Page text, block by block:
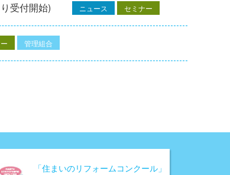
受付開始) ニュース セミナー
管理組合
「住まいのリフォームコンクール」